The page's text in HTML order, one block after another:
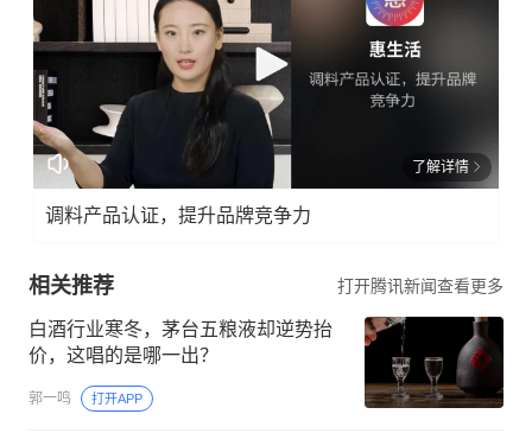
了解详情
调料产品认证，提升品牌竞争力
相关推荐 打开腾讯新闻查看更多
白酒行业寒冬，茅台五粮液却逆势抬
价，这唱的是哪一出？
郭一鸣 打开APP